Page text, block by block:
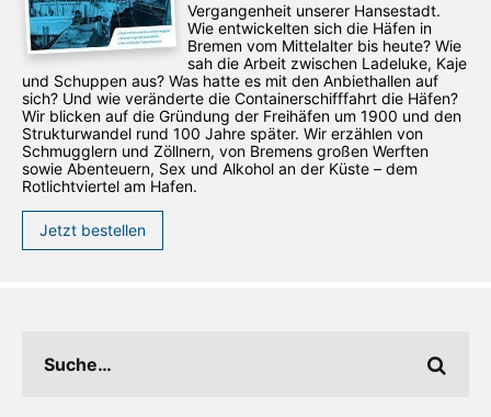
Vergangenheit unserer Hansestadt.
Wie entwickelten sich die Häfen in
Bremen vom Mittelalter bis heute? Wie
sah die Arbeit zwischen Ladeluke, Kaje
und Schuppen aus? Was hatte es mit den Anbiethallen auf
sich? Und wie veränderte die Containerschifffahrt die Häfen?
Wir blicken auf die Gründung der Freihäfen um 1900 und den
Strukturwandel rund 100 Jahre später. Wir erzählen von
Schmugglern und Zöllnern, von Bremens großen Werften
sowie Abenteuern, Sex und Alkohol an der Küste – dem
Rotlichtviertel am Hafen.
Jetzt bestellen